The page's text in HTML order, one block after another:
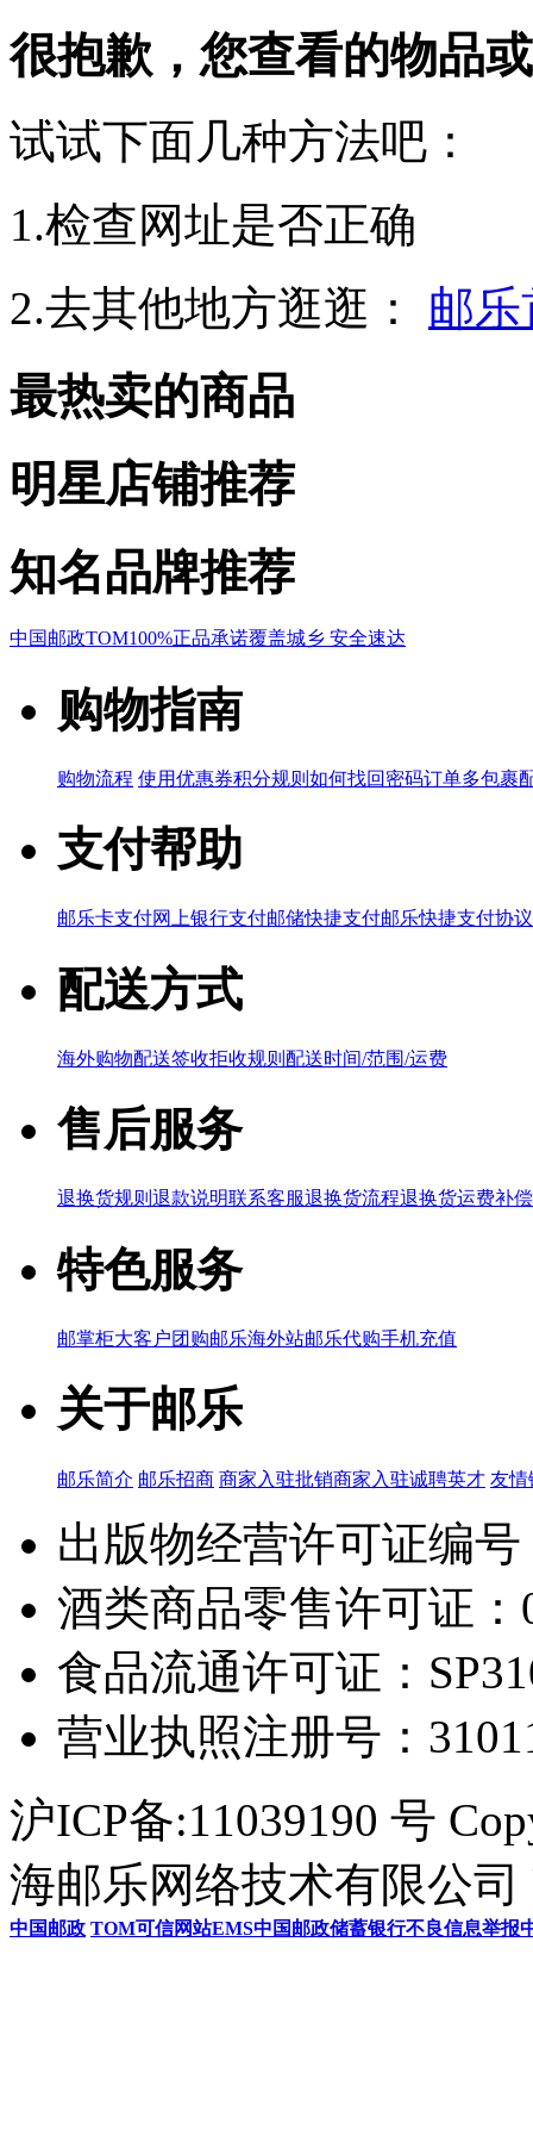
很抱歉，您查看的物品
试试下面几种方法吧：
1.检查网址是否正确
2.去其他地方逛逛：
邮
最热卖的商品
明星店铺推荐
知名品牌推荐
中国邮政TOM100%正品承诺覆盖城乡 安全速达
购物指南
购物流程 使用优惠券积分规则 如何找回密码订单多包裹
支付帮助
邮乐卡支付网上银行支付邮储快捷支付邮乐快捷支付协议
配送方式
海外购物配送签收拒收规则 配送时间/范围/运费
售后服务
退换货规则 退款说明联系客服退换货流程退换货运费补
特色服务
邮掌柜大客户团购邮乐海外站邮乐代购手机充值
关于邮乐
邮乐简介 邮乐招商 商家入驻批销商家入驻诚聘英才 友情
出版物经营许可证编
酒类商品零售许可证：
食品流通许可证：
营业执照注册号：
沪ICP备:11039190 号
海邮乐网络技术有限公司
中国邮政 TOM可信网站EMS中国邮政储蓄银行不良信息举报